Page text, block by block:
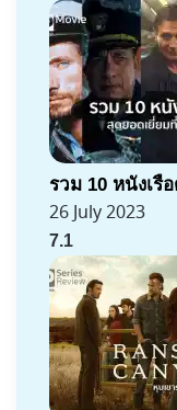
รวม 10 หนังเรื
26 July 2023
7.1